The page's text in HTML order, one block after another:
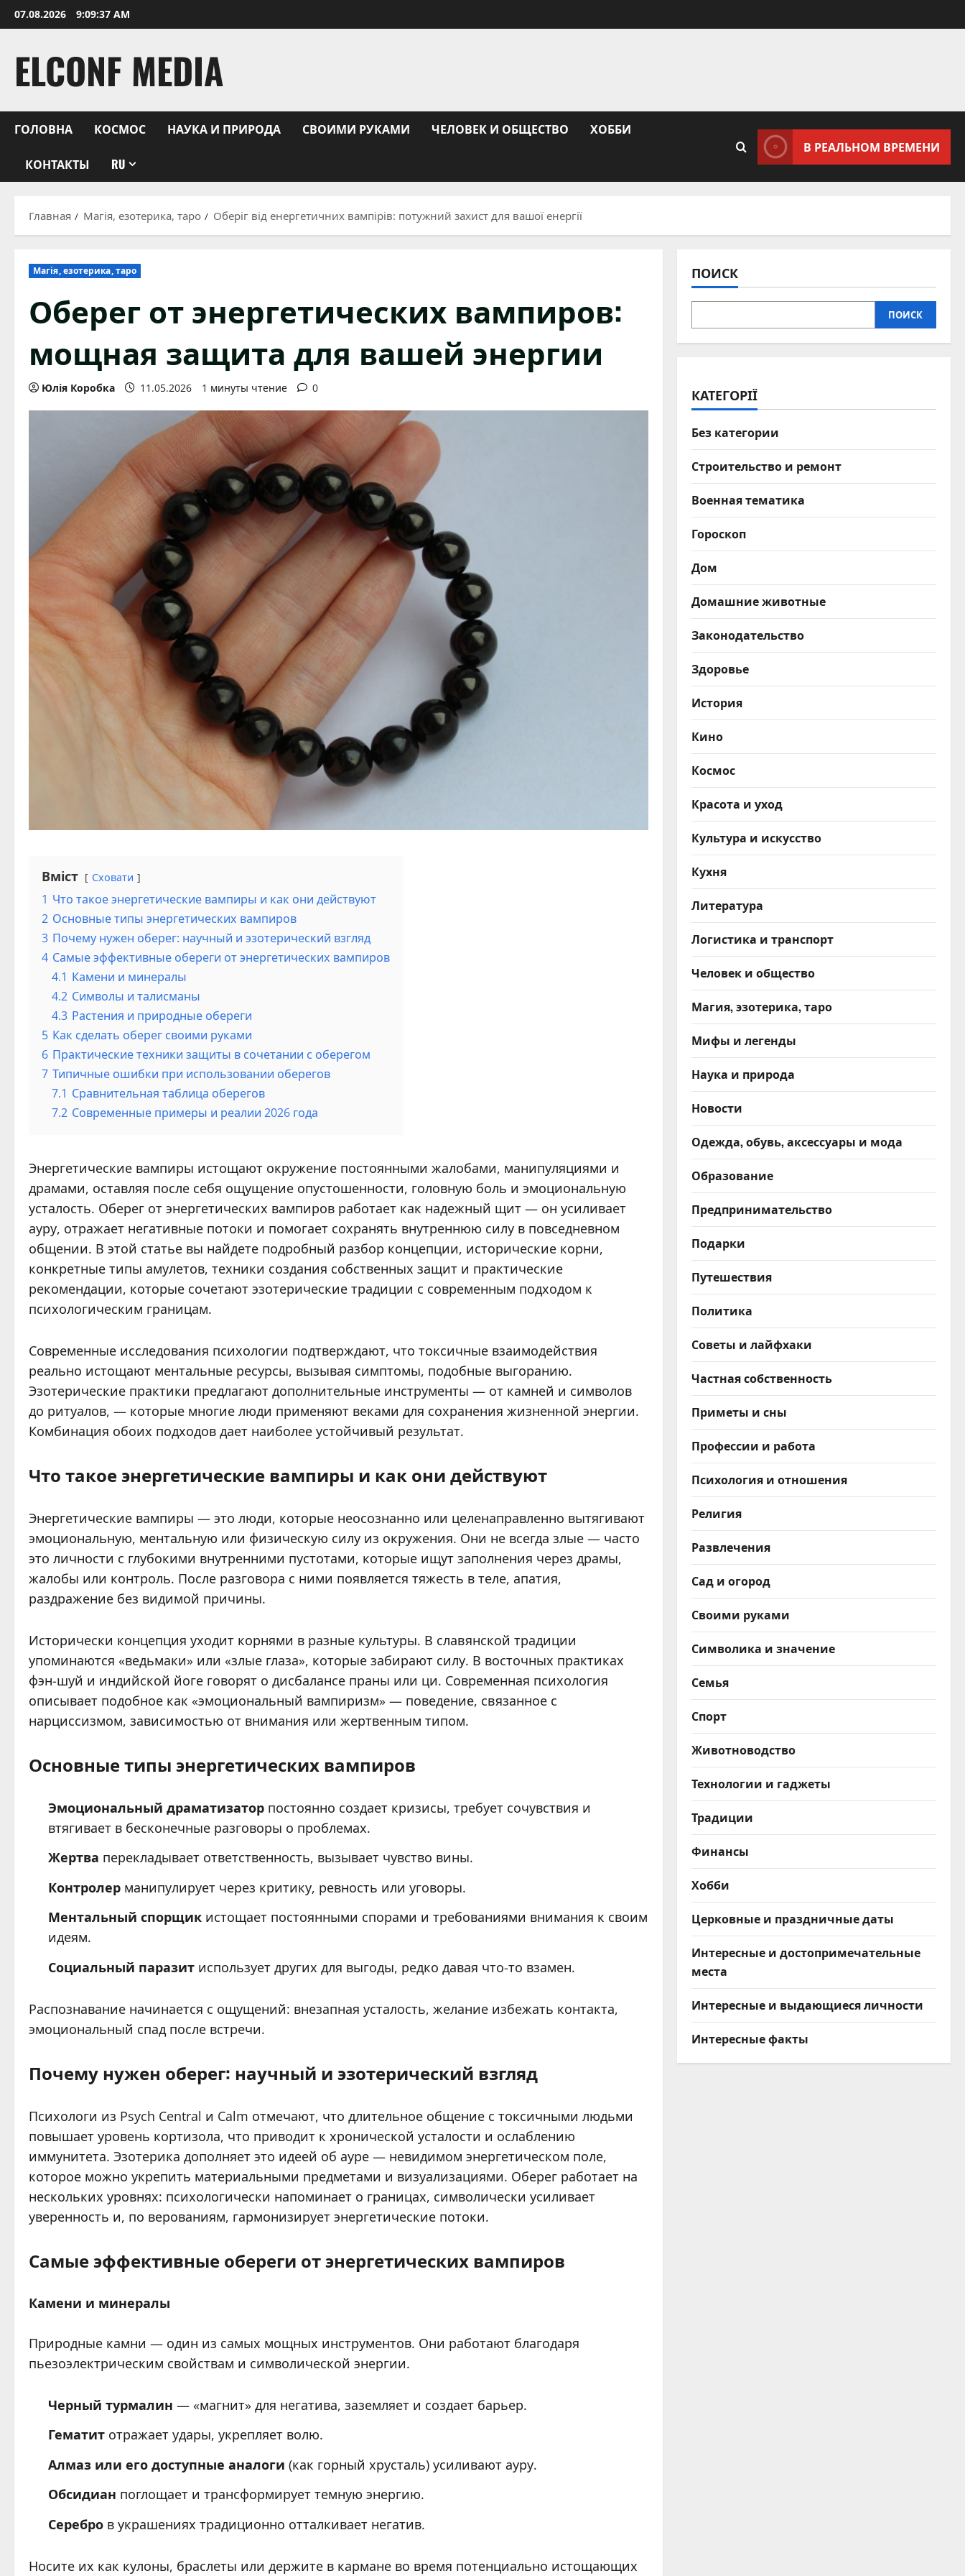
Перейти
к
07.08.2026 9:09:38 AM
ELCONF MEDIA
ГОЛОВНА КОСМОС НАУКА И ПРИРОДА СВОИМИ РУКАМИ ЧЕЛОВЕК И ОБЩЕСТВО ХОББИ
КОНТАКТЫ RU
В РЕАЛЬНОМ ВРЕМЕНИ
Главная Магія, езотерика, таро Оберіг від енергетичних вампірів: потужний захист для вашої енергії
Магія, езотерика, таро
Оберег от энергетических вампиров:
мощная защита для вашей энергии
Юлія Коробка 11.05.2026 1 минуты чтение 0
Вміст Сховати
1 Что такое энергетические вампиры и как они действуют
2 Основные типы энергетических вампиров
3 Почему нужен оберег: научный и эзотерический взгляд
4 Самые эффективные обереги от энергетических вампиров
4.1 Камени и минералы
4.2 Символы и талисманы
4.3 Растения и природные обереги
5 Как сделать оберег своими руками
6 Практические техники защиты в сочетании с оберегом
7 Типичные ошибки при использовании оберегов
7.1 Сравнительная таблица оберегов
7.2 Современные примеры и реалии 2026 года
Энергетические вампиры истощают окружение постоянными жалобами, манипуляциями и
драмами, оставляя после себя ощущение опустошенности, головную боль и эмоциональную
усталость. Оберег от энергетических вампиров работает как надежный щит — он усиливает
ауру, отражает негативные потоки и помогает сохранять внутреннюю силу в повседневном
общении. В этой статье вы найдете подробный разбор концепции, исторические корни,
конкретные типы амулетов, техники создания собственных защит и практические
рекомендации, которые сочетают эзотерические традиции с современным подходом к
психологическим границам.
Современные исследования психологии подтверждают, что токсичные взаимодействия
реально истощают ментальные ресурсы, вызывая симптомы, подобные выгоранию.
Эзотерические практики предлагают дополнительные инструменты — от камней и символов
до ритуалов, — которые многие люди применяют веками для сохранения жизненной энергии.
Комбинация обоих подходов дает наиболее устойчивый результат.
Что такое энергетические вампиры и как они действуют
Энергетические вампиры — это люди, которые неосознанно или целенаправленно вытягивают
эмоциональную, ментальную или физическую силу из окружения. Они не всегда злые — часто
это личности с глубокими внутренними пустотами, которые ищут заполнения через драмы,
жалобы или контроль. После разговора с ними появляется тяжесть в теле, апатия,
раздражение без видимой причины.
Исторически концепция уходит корнями в разные культуры. В славянской традиции
упоминаются «ведьмаки» или «злые глаза», которые забирают силу. В восточных практиках
фэн-шуй и индийской йоге говорят о дисбалансе праны или ци. Современная психология
описывает подобное как «эмоциональный вампиризм» — поведение, связанное с
нарциссизмом, зависимостью от внимания или жертвенным типом.
Основные типы энергетических вампиров
Эмоциональный драматизатор постоянно создает кризисы, требует сочувствия и
втягивает в бесконечные разговоры о проблемах.
Жертва перекладывает ответственность, вызывает чувство вины.
Контролер манипулирует через критику, ревность или уговоры.
Ментальный спорщик истощает постоянными спорами и требованиями внимания к своим
идеям.
Социальный паразит использует других для выгоды, редко давая что-то взамен.
Распознавание начинается с ощущений: внезапная усталость, желание избежать контакта,
эмоциональный спад после встречи.
Почему нужен оберег: научный и эзотерический взгляд
Психологи из Psych Central и Calm отмечают, что длительное общение с токсичными людьми
повышает уровень кортизола, что приводит к хронической усталости и ослаблению
иммунитета. Эзотерика дополняет это идеей об ауре — невидимом энергетическом поле,
которое можно укрепить материальными предметами и визуализациями. Оберег работает на
нескольких уровнях: психологически напоминает о границах, символически усиливает
уверенность и, по верованиям, гармонизирует энергетические потоки.
Самые эффективные обереги от энергетических вампиров
Камени и минералы
Природные камни — один из самых мощных инструментов. Они работают благодаря
пьезоэлектрическим свойствам и символической энергии.
Черный турмалин — «магнит» для негатива, заземляет и создает барьер.
Гематит отражает удары, укрепляет волю.
Алмаз или его доступные аналоги (как горный хрусталь) усиливают ауру.
Обсидиан поглощает и трансформирует темную энергию.
Серебро в украшениях традиционно отталкивает негатив.
Носите их как кулоны, браслеты или держите в кармане во время потенциально истощающих
ПОИСК
ПОИСК
КАТЕГОРІЇ
Без категории
Строительство и ремонт
Военная тематика
Гороскоп
Дом
Домашние животные
Законодательство
Здоровье
История
Кино
Космос
Красота и уход
Культура и искусство
Кухня
Литература
Логистика и транспорт
Человек и общество
Магия, эзотерика, таро
Мифы и легенды
Наука и природа
Новости
Одежда, обувь, аксессуары и мода
Образование
Предпринимательство
Подарки
Путешествия
Политика
Советы и лайфхаки
Частная собственность
Приметы и сны
Профессии и работа
Психология и отношения
Религия
Развлечения
Сад и огород
Своими руками
Символика и значение
Семья
Спорт
Животноводство
Технологии и гаджеты
Традиции
Финансы
Хобби
Церковные и праздничные даты
Интересные и достопримечательные
места
Интересные и выдающиеся личности
Интересные факты